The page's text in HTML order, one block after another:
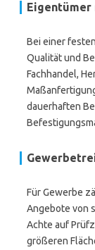
Bei einer
Qualität und
Fachhandel,
dauerhaften
Für Gewerbe
Angebote von
Achte auf
größeren